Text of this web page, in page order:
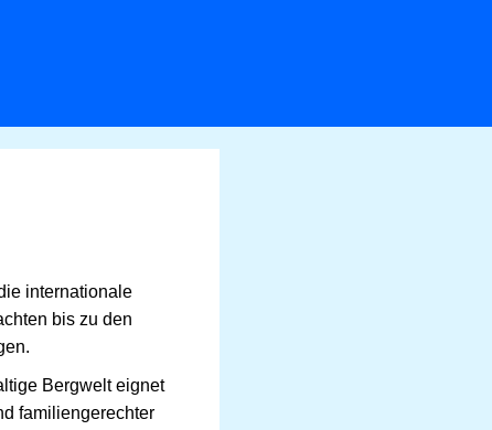
internationale
bis zu den
Bergwelt eignet
familiengerechter